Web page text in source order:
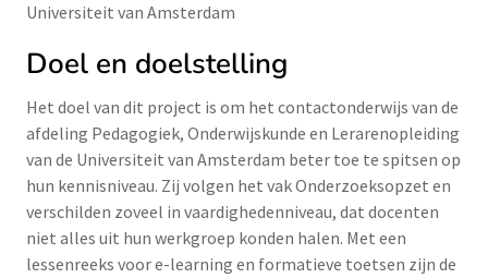
Universiteit van Amsterdam
Doel en doelstelling
Het doel van dit project is om het contactonderwijs van de
afdeling Pedagogiek, Onderwijskunde en Lerarenopleiding
van de Universiteit van Amsterdam beter toe te spitsen op
hun kennisniveau. Zij volgen het vak Onderzoeksopzet en
verschilden zoveel in vaardighedenniveau, dat docenten
niet alles uit hun werkgroep konden halen. Met een
lessenreeks voor e-learning en formatieve toetsen zijn de